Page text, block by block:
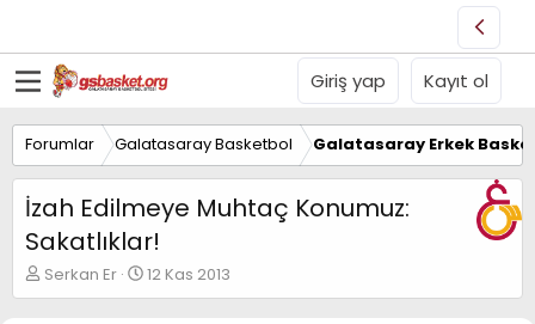
Giriş yap Kayıt ol
Forumlar Galatasaray Basketbol Galatasaray Erkek
İzah Edilmeye Muhtaç Konumuz:
Sakatlıklar!
K
o
Serkan Er
B
a
12 Kas 2013